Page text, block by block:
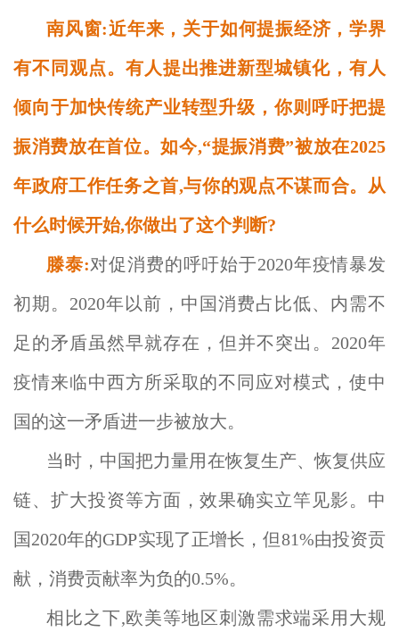
南风窗:近年来，关于如何提振经济，学界
有不同观点。有人提出推进新型城镇化，有人
倾向于加快传统产业转型升级，你则呼吁把提
振消费放在首位。如今,“提振消费”被放在2025
年政府工作任务之首,与你的观点不谋而合。从
什么时候开始,你做出了这个判断?
滕泰:对促消费的呼吁始于2020年疫情暴发
初期。2020年以前，中国消费占比低、内需不
足的矛盾虽然早就存在，但并不突出。2020年
疫情来临中西方所采取的不同应对模式，使中
国的这一矛盾进一步被放大。
当时，中国把力量用在恢复生产、恢复供应
链、扩大投资等方面，效果确实立竿见影。中
国2020年的GDP实现了正增长，但81%由投资贡
献，消费贡献率为负的0.5%。
相比之下,欧美等地区刺激需求端采用大规